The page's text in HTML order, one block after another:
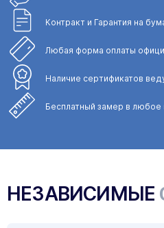
Контракт и Гарантия на
Любая форма оплаты
Наличие сертификатов
Бесплатный замер в любое
НЕЗАВИСИМЫЕ